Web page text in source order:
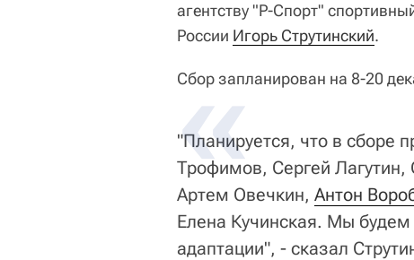
агентству "Р-Спорт"
России Игорь Струтинский.
Сбор запланирован на 8-20
"Планируется, что в сборе
Трофимов, Сергей
Артем Овечкин, Антон
Елена Кучинская. Мы
адаптации", - сказал